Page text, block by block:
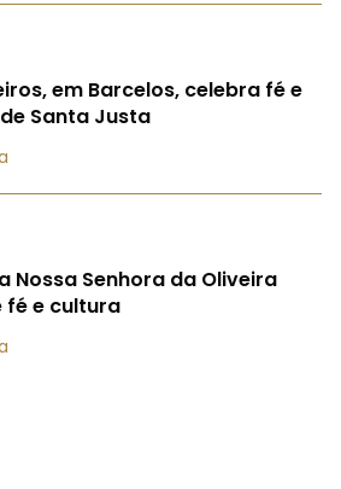
em Barcelos, celebra fé e
Santa Justa
Nossa Senhora da Oliveira
fé e cultura